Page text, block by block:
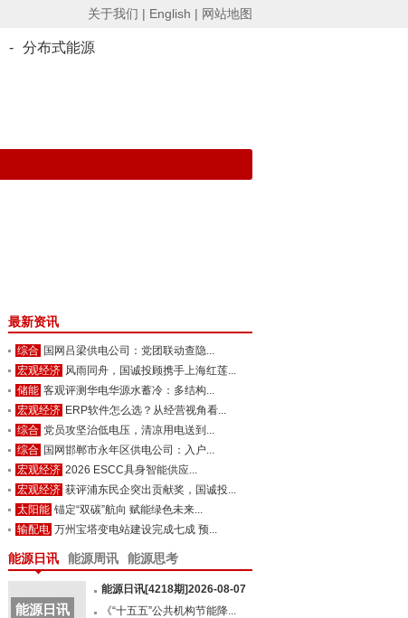
关于我们 | English | 网站地图
- 分布式能源
最新资讯
综合 国网吕梁供电公司：党团联动查隐...
宏观经济 风雨同舟，国诚投顾携手上海红莲...
储能 客观评测华电华源水蓄冷：多结构...
宏观经济 ERP软件怎么选？从经营视角看...
综合 党员攻坚治低电压，清凉用电送到...
综合 国网邯郸市永年区供电公司：入户...
宏观经济 2026 ESCC具身智能供应...
宏观经济 获评浦东民企突出贡献奖，国诚投...
太阳能 锚定“双碳”航向 赋能绿色未来...
输配电 万州宝塔变电站建设完成七成 预...
能源日讯 能源周讯 能源思考
能源日讯
能源日讯[4218期]2026-08-07
《“十五五”公共机构节能降...